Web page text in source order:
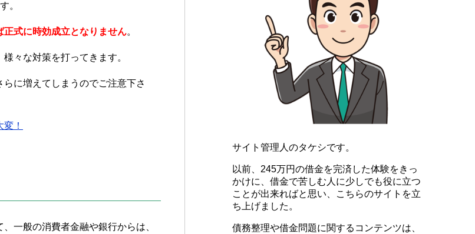
。
正式に時効成立となりません。
々な対策を打ってきます。
に増えてしまうのでご注意下さ
！
一般の消費者金融や銀行からは、
サイト管理人のタケシです。
以前、245万円の借金を完済した体験をきっ
かけに、借金で苦しむ人に少しでも役に立つ
ことが出来ればと思い、こちらのサイトを立
ち上げました。
債務整理や借金問題に関するコンテンツは、